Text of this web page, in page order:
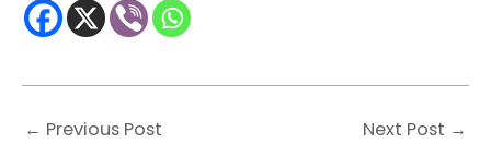
← Previous Post Next Post →